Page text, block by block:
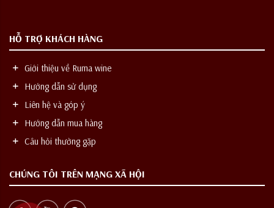
HỖ TRỢ KHÁCH HÀNG
Giới thiệu về Ruma wine
Hướng dẫn sử dụng
Liên hệ và góp ý
Hướng dẫn mua hàng
Câu hỏi thường gặp
CHÚNG TÔI TRÊN MẠNG XÃ HỘI